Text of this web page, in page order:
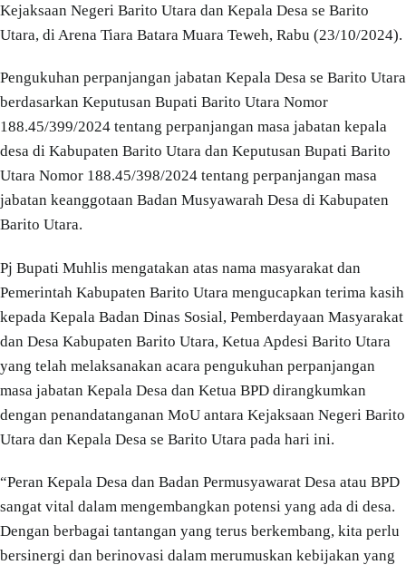
Kejaksaan Negeri Barito Utara dan Kepala Desa se Barito
Utara, di Arena Tiara Batara Muara Teweh, Rabu (23/10/2024).
Pengukuhan perpanjangan jabatan Kepala Desa se Barito Utara
berdasarkan Keputusan Bupati Barito Utara Nomor
188.45/399/2024 tentang perpanjangan masa jabatan kepala
desa di Kabupaten Barito Utara dan Keputusan Bupati Barito
Utara Nomor 188.45/398/2024 tentang perpanjangan masa
jabatan keanggotaan Badan Musyawarah Desa di Kabupaten
Barito Utara.
Pj Bupati Muhlis mengatakan atas nama masyarakat dan
Pemerintah Kabupaten Barito Utara mengucapkan terima kasih
kepada Kepala Badan Dinas Sosial, Pemberdayaan Masyarakat
dan Desa Kabupaten Barito Utara, Ketua Apdesi Barito Utara
yang telah melaksanakan acara pengukuhan perpanjangan
masa jabatan Kepala Desa dan Ketua BPD dirangkumkan
dengan penandatanganan MoU antara Kejaksaan Negeri Barito
Utara dan Kepala Desa se Barito Utara pada hari ini.
“Peran Kepala Desa dan Badan Permusyawarat Desa atau BPD
sangat vital dalam mengembangkan potensi yang ada di desa.
Dengan berbagai tantangan yang terus berkembang, kita perlu
bersinergi dan berinovasi dalam merumuskan kebijakan yang